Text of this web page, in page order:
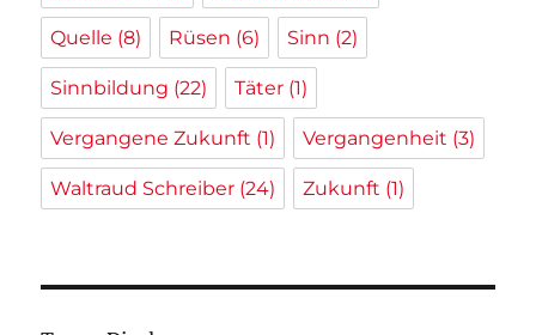
Quelle (8) Rüsen (6) Sinn (2)
Sinnbildung (22) Täter (1)
Vergangene Zukunft (1) Vergangenheit (3)
Waltraud Schreiber (24) Zukunft (1)